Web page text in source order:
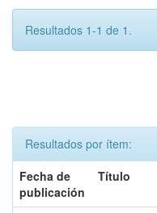
Resultados 1-1 de 1.
Resultados por ítem:
Fecha de
publicación
Título